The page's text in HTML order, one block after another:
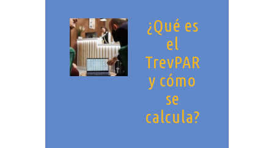
¿Qué es
el
TrevPAR
y cómo
se
calcula?